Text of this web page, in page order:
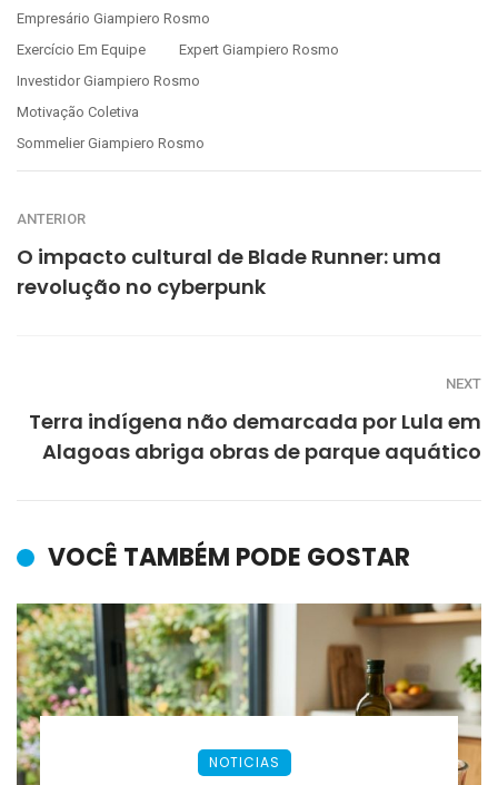
Empresário Giampiero Rosmo
Exercício Em Equipe
Expert Giampiero Rosmo
Investidor Giampiero Rosmo
Motivação Coletiva
Sommelier Giampiero Rosmo
ANTERIOR
O impacto cultural de Blade Runner: uma
revolução no cyberpunk
NEXT
Terra indígena não demarcada por Lula em
Alagoas abriga obras de parque aquático
VOCÊ TAMBÉM PODE GOSTAR
NOTICIAS